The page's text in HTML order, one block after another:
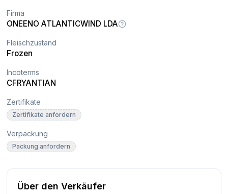
Firma
ONEENO ATLANTICWIND LDA
Fleischzustand
Frozen
Incoterms
CFRYANTIAN
Zertifikate
Zertifikate anfordern
Verpackung
Packung anfordern
Über den Verkäufer